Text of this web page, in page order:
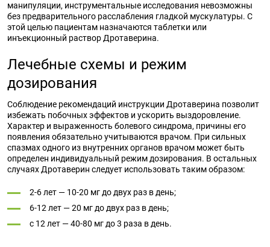
манипуляции, инструментальные исследования невозможны
без предварительного расслабления гладкой мускулатуры. С
этой целью пациентам назначаются таблетки или
инъекционный раствор Дротаверина.
Лечебные схемы и режим
дозирования
Соблюдение рекомендаций инструкции Дротаверина позволит
избежать побочных эффектов и ускорить выздоровление.
Характер и выраженность болевого синдрома, причины его
появления обязательно учитываются врачом. При сильных
спазмах одного из внутренних органов врачом может быть
определен индивидуальный режим дозирования. В остальных
случаях Дротаверин следует использовать таким образом:
2-6 лет — 10-20 мг до двух раз в день;
6-12 лет — 20 мг до двух раз в день;
с 12 лет — 40-80 мг до 3 раза в день.